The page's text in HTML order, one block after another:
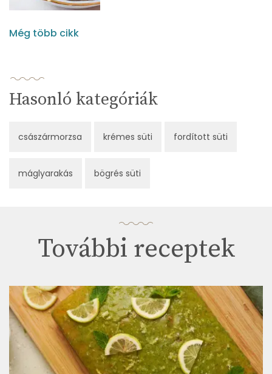
Még több cikk
Hasonló kategóriák
császármorzsa krémes süti fordított süti
máglyarakás bögrés süti
További receptek